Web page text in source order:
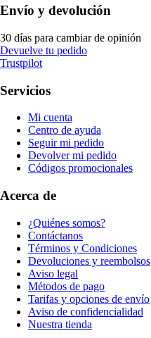
Envío y devolución
30 días para cambiar de opinión
Devuelve tu pedido
Trustpilot
Servicios
Mi cuenta
Centro de ayuda
Seguir mi pedido
Devolver mi pedido
Códigos promocionales
Acerca de
¿Quiénes somos?
Contáctanos
Términos y Condiciones
Devoluciones y reembolsos
Aviso legal
Métodos de pago
Tarifas y opciones de envío
Aviso de confidencialidad
Nuestra tienda